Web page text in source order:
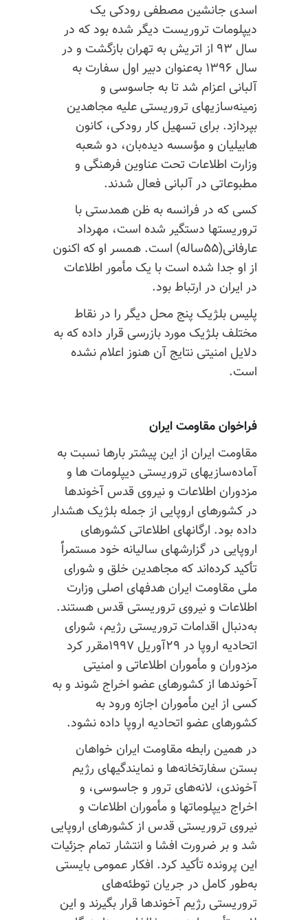
اسدی جانشین مصطفی رودکی یک
دیپلومات تروریست دیگر شده بود که در
سال ۹۳ از اتریش به تهران بازگشت و در
سال ۱۳۹۶ به‌عنوان دبیر اول سفارت به
آلبانی اعزام شد تا به جاسوسی و
زمینه‌سازیهای تروریستی علیه مجاهدین
بپردازد. برای تسهیل کار رودکی، کانون
هابیلیان و مؤسسه دیده‌بان، دو شعبه
وزارت اطلاعات تحت عناوین فرهنگی و
مطبوعاتی در آلبانی فعال شدند.
کسی که در فرانسه به ظن همدستی با
تروریستها دستگیر شده است، مهرداد
عارفانی(۵۵ساله) است. همسر او که اکنون
از او جدا شده است با یک مأمور اطلاعات
در ایران در ارتباط بود.
پلیس بلژیک پنج محل دیگر را در نقاط
مختلف بلژیک مورد بازرسی قرار داده که به
دلایل امنیتی نتایج آن هنوز اعلام نشده
است.
فراخوان مقاومت ایران
مقاومت ایران از این پیشتر بارها نسبت به
آماده‌سازیهای تروریستی دیپلومات ها و
مزدوران اطلاعات و نیروی قدس آخوندها
در کشورهای اروپایی از جمله بلژیک هشدار
داده بود. ارگانهای اطلاعاتی کشورهای
اروپایی در گزارشهای سالیانه خود مستمراًً
تأکید کرده‌اند که مجاهدین خلق و شورای
ملی مقاومت ایران هدفهای اصلی وزارت
اطلاعات و نیروی تروریستی قدس هستند.
به‌دنبال اقدامات تروریستی رژیم، شورای
اتحادیه اروپا در ۲۹آوریل ۱۹۹۷مقرر کرد
مزدوران و مأموران اطلاعاتی و امنیتی
آخوندها از کشورهای عضو اخراج شوند و به
کسی از این مأموران اجازه ورود به
کشورهای عضو اتحادیه اروپا داده نشود.
در همین رابطه مقاومت ایران خواهان
بستن سفارتخانه‌ها و نمایندگیهای رژیم
آخوندی، لانه‌های ترور و جاسوسی، و
اخراج دیپلوماتها و مأموران اطلاعات و
نیروی تروریستی قدس از کشورهای اروپایی
شد و بر ضرورت افشا و انتشار تمام جزئیات
این پرونده تأکید کرد. افکار عمومی‌ بایستی
به‌طور کامل در جریان توطئه‌های
تروریستی رژیم آخوندها قرار بگیرند و این